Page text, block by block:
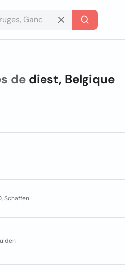
de diest, Belgique
Schaffen